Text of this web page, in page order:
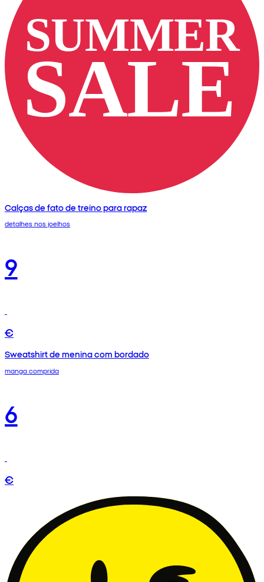
Calças de fato de treino para rapaz
detalhes nos joelhos
9
€
Sweatshirt de menina com bordado
manga comprida
6
€